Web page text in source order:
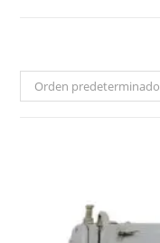
Orden predeterminado